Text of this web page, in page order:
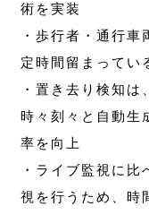
術を実装
・歩行者・通行
定時間留まってい
・置き去り検知
時々刻々と自動生
率を向上
・ライブ監視に
視を行うため、時